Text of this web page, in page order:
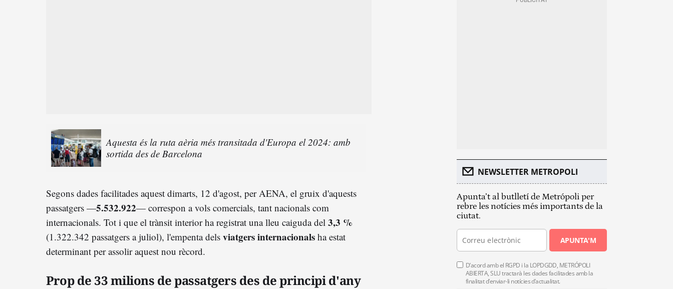
Aquesta és la ruta aèria més transitada d'Europa el 2024: amb
sortida des de Barcelona
Segons dades facilitades aquest dimarts, 12 d'agost, per AENA, el gruix d'aquests
passatgers —5.532.922— correspon a vols comercials, tant nacionals com
internacionals. Tot i que el trànsit interior ha registrat una lleu caiguda del 3,3 %
(1.322.342 passatgers a juliol), l'empenta dels viatgers internacionals ha estat
determinant per assolir aquest nou rècord.
Prop de 33 milions de passatgers des de principi d'any
NEWSLETTER METROPOLI
Apunta’t al butlletí de Metrópoli per
rebre les notícies més importants de la
ciutat.
APUNTA'M
D’acord amb el RGPD i la LOPDGDD, METRÓPOLI
ABIERTA, SLU tractarà les dades facilitades amb la
finalitat d’enviar-li notícies d’actualitat.